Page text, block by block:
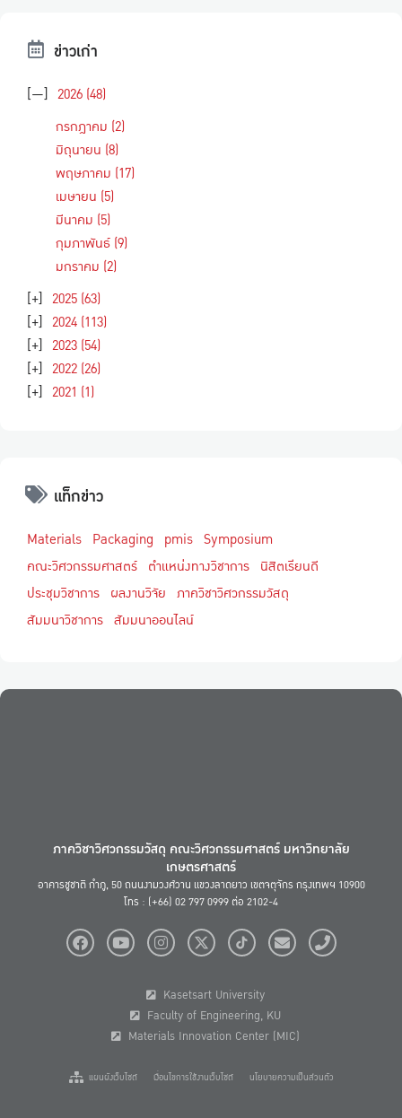
ข่าวเก่า
[—] 2026 (48)
กรกฎาคม (2)
มิถุนายน (8)
พฤษภาคม (17)
เมษายน (5)
มีนาคม (5)
กุมภาพันธ์ (9)
มกราคม (2)
[+] 2025 (63)
[+] 2024 (113)
[+] 2023 (54)
[+] 2022 (26)
[+] 2021 (1)
แท็กข่าว
Materials Packaging pmis Symposium
คณะวิศวกรรมศาสตร์ ตำแหน่งทางวิชาการ นิสิตเรียนดี
ประชุมวิชาการ ผลงานวิจัย ภาควิชาวิศวกรรมวัสดุ
สัมมนาวิชาการ สัมมนาออนไลน์
ภาควิชาวิศวกรรมวัสดุ คณะวิศวกรรมศาสตร์ มหาวิทยาลัย
เกษตรศาสตร์
อาคารชูชาติ กำภู, 50 ถนนงามวงศ์วาน แขวงลาดยาว เขตจตุจักร กรุงเทพฯ 10900
โทร : (+66) 02 797 0999 ต่อ 2102-4
Kasetsart University
Faculty of Engineering, KU
Materials Innovation Center (MIC)
แผนผังเว็บไซต์ เงื่อนไขการใช้งานเว็บไซต์ นโยบายความเป็นส่วนตัว